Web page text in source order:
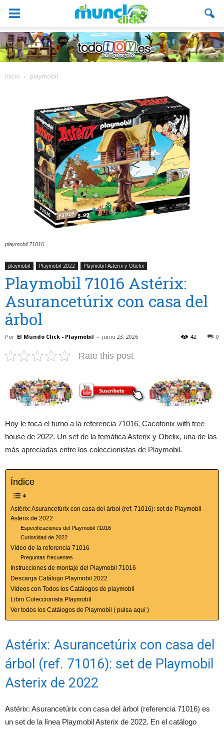
Inicio playmobil
playmobil 71016
playmobil Playmobil 2022 Playmobil Asterix y Obelix
Playmobil 71016 Astérix:
Asurancetúrix con casa del
árbol
Por El Mundo Click - Playmobil - junio 23, 2026 0
42
Rate this post
Hoy le toca el turno a la referencia 71016, Cacofonix with tree
house de 2022. Un set de la temática Asterix y Obelix, una de las
más apreciadas entre los coleccionistas de Playmobil.
Índice
Astérix: Asurancetúrix con casa del árbol (ref. 71016): set de Playmobil
Asterix de 2022
Especificaciones del Playmobil 71016
Curiosidad de 2022
Vídeo de la referencia 71016
Preguntas frecuentes
Instrucciones de montaje del Playmobil 71016
Descarga Catálogo Playmobil 2022
Videos con Todos los Catálogos de playmobil
Libro Coleccionista Playmobil
Ver todos los Catálogos de Playmobil ( pulsa aquí )
Astérix: Asurancetúrix con casa del
árbol (ref. 71016): set de Playmobil
Asterix de 2022
Astérix: Asurancetúrix con casa del árbol (referencia 71016) es
un set de la línea Playmobil Asterix de 2022. En el catálogo